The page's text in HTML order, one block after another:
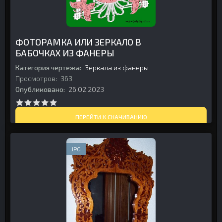
ФОТОРАМКА ИЛИ ЗЕРКАЛО В
БАБОЧКАХ ИЗ ФАНЕРЫ
Категория чертежа: Зеркала из фанеры
Просмотров: 363
Опубликовано: 26.02.2023
ПЕРЕЙТИ К СКАЧИВАНИЮ
JPG